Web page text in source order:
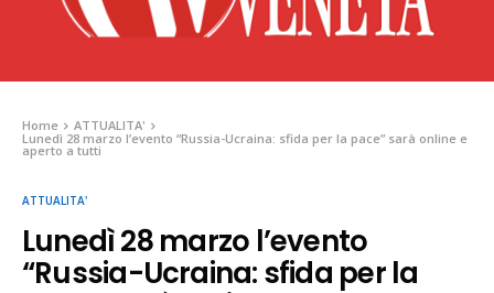
Home
ATTUALITA'
Lunedì 28 marzo l’evento “Russia-Ucraina: sfida per la pace” sarà online e
aperto a tutti
ATTUALITA'
Lunedì 28 marzo l’evento
“Russia-Ucraina: sfida per la